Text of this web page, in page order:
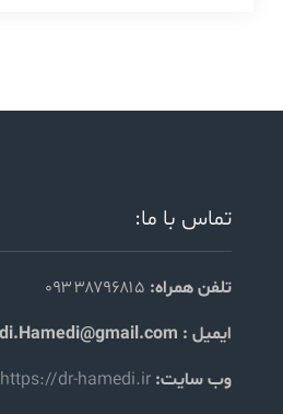
تماس با ما:
تلفن همراه: ۰۹۳۳۸۷۹۶۸۱۵
ایمیل : Dr.Mehdi.Hamedi@gmail.com
وب سایت: https://dr-hamedi.ir